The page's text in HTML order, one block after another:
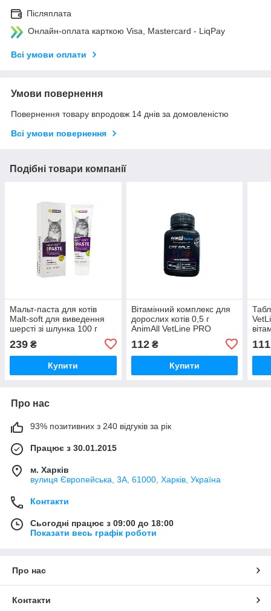
Післяплата
Онлайн-оплата карткою Visa, Mastercard - LiqPay
Всі умови оплати
Умови повернення
Повернення товару впродовж 14 днів за домовленістю
Всі умови повернення
Подібні товари компанії
Мальт-паста для котів
Malt-soft для виведення
шерсті зі шлунка 100 г
239 ₴
Купити
Вітамінний комплекс для
дорослих котів 0,5 г
AnimAll VetLine PRO
112₴
Купити
111
Про нас
93% позитивних з 240 відгуків за рік
Працює з 30.01.2015
м. Харків
вулиця Європейська, 3А, 61000, Харків, Україна
Контакти
Сьогодні працює з 09:00 до 18:00
Показати весь графік роботи
Про нас
Контакти